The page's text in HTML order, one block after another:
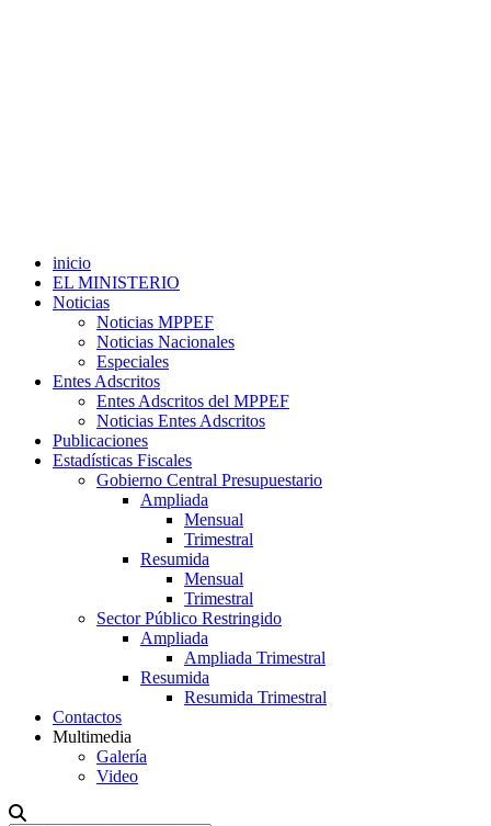
inicio
EL MINISTERIO
Noticias
Noticias MPPEF
Noticias Nacionales
Especiales
Entes Adscritos
Entes Adscritos del MPPEF
Noticias Entes Adscritos
Publicaciones
Estadísticas Fiscales
Gobierno Central Presupuestario
Ampliada
Mensual
Trimestral
Resumida
Mensual
Trimestral
Sector Público Restringido
Ampliada
Ampliada Trimestral
Resumida
Resumida Trimestral
Contactos
Multimedia
Galería
Video